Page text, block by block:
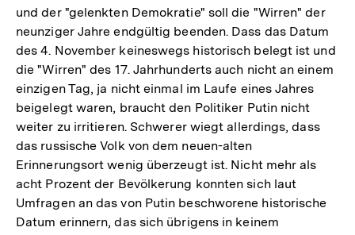
und der "gelenkten Demokratie" soll die "Wirren" der
neunziger Jahre endgültig beenden. Dass das Datum
des 4. November keineswegs historisch belegt ist und
die "Wirren" des 17. Jahrhunderts auch nicht an einem
einzigen Tag, ja nicht einmal im Laufe eines Jahres
beigelegt waren, braucht den Politiker Putin nicht
weiter zu irritieren. Schwerer wiegt allerdings, dass
das russische Volk von dem neuen-alten
Erinnerungsort wenig überzeugt ist. Nicht mehr als
acht Prozent der Bevölkerung konnten sich laut
Umfragen an das von Putin beschworene historische
Datum erinnern, das sich übrigens in keinem